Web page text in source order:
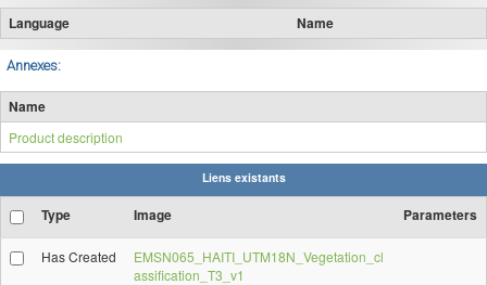
Language Name
Annexes:
Name
Product description
Liens existants
Type Image Parameters
Has Created
EMSN065_HAITI_UTM18N_Vegetation_cl
assification_T3_v1